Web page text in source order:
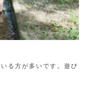
る方が多いです。遊び